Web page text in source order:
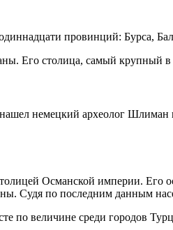
провинций: Бурса,
Его столица, самый крупный
немецкий археолог Шлиман
Османской империи.
Судя по последним данным
по величине среди городов